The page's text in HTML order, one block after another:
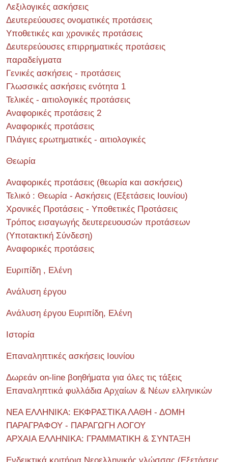
Λεξιλογικές ασκήσεις
Δευτερεύουσες ονοματικές προτάσεις
Υποθετικές και χρονικές προτάσεις
Δευτερεύουσες επιρρηματικές προτάσεις
παραδείγματα
Γενικές ασκήσεις - προτάσεις
Γλωσσικές ασκήσεις ενότητα 1
Τελικές - αιτιολογικές προτάσεις
Αναφορικές προτάσεις 2
Αναφορικές προτάσεις
Πλάγιες ερωτηματικές - αιτιολογικές
Θεωρία
Αναφορικές προτάσεις (θεωρία και ασκήσεις)
Τελικό : Θεωρία - Ασκήσεις (Εξετάσεις Ιουνίου)
Χρονικές Προτάσεις - Υποθετικές Προτάσεις
Τρόπος εισαγωγής δευτερευουσών προτάσεων
(Υποτακτική Σύνδεση)
Αναφορικές προτάσεις
Ευριπίδη , Ελένη
Ανάλυση έργου
Ανάλυση έργου Ευριπίδη, Ελένη
Ιστορία
Επαναληπτικές ασκήσεις Ιουνίου
Δωρεάν on-line βοηθήματα για όλες τις τάξεις
Επαναληπτικά φυλλάδια Αρχαίων & Νέων ελληνικών
ΝΕΑ ΕΛΛΗΝΙΚΑ: ΕΚΦΡΑΣΤΙΚΑ ΛΑΘΗ - ΔΟΜΗ
ΠΑΡΑΓΡΑΦΟΥ - ΠΑΡΑΓΩΓΗ ΛΟΓΟΥ
ΑΡΧΑΙΑ ΕΛΛΗΝΙΚΑ: ΓΡΑΜΜΑΤΙΚΗ & ΣΥΝΤΑΞΗ